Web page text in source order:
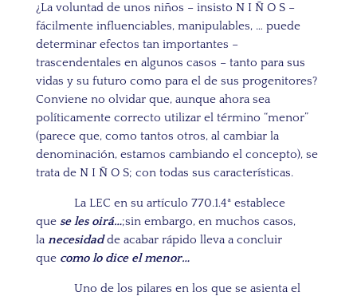
¿La voluntad de unos niños – insisto N I Ñ O S –
fácilmente influenciables, manipulables, … puede
determinar efectos tan importantes –
trascendentales en algunos casos – tanto para sus
vidas y su futuro como para el de sus progenitores?
Conviene no olvidar que, aunque ahora sea
políticamente correcto utilizar el término “menor”
(parece que, como tantos otros, al cambiar la
denominación, estamos cambiando el concepto), se
trata de N I Ñ O S; con todas sus características.
La LEC en su artículo 770.1.4ª establece
que se les oirá…;sin embargo, en muchos casos,
la necesidad de acabar rápido lleva a concluir
que como lo dice el menor…
Uno de los pilares en los que se asienta el